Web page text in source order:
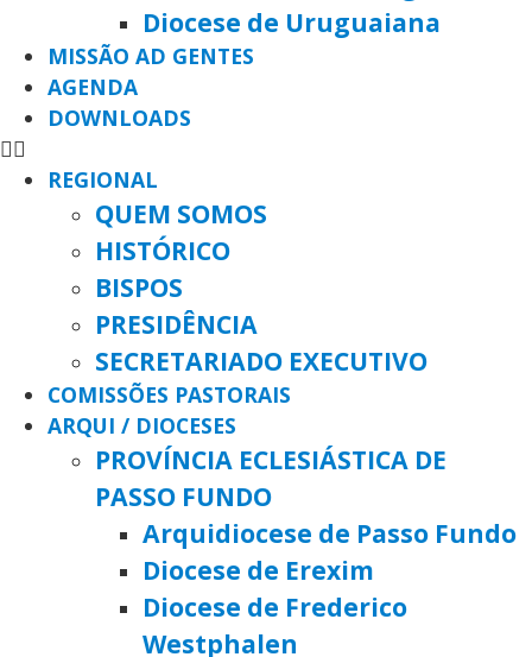
Diocese de Uruguaiana
MISSÃO AD GENTES
AGENDA
DOWNLOADS
REGIONAL
QUEM SOMOS
HISTÓRICO
BISPOS
PRESIDÊNCIA
SECRETARIADO EXECUTIVO
COMISSÕES PASTORAIS
ARQUI / DIOCESES
PROVÍNCIA ECLESIÁSTICA DE
PASSO FUNDO
Arquidiocese de Passo Fundo
Diocese de Erexim
Diocese de Frederico
Westphalen